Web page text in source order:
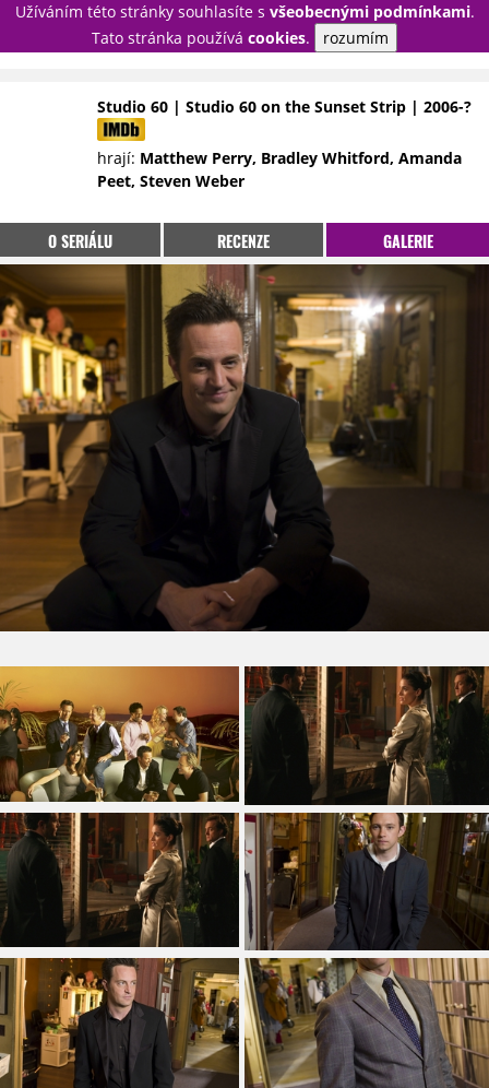
Užíváním této stránky souhlasíte s všeobecnými podmínkami.
Tato stránka používá cookies. rozumím
PŘIHLÁSIT
NOVINKY
TÉMATA
RECENZE
EPIZODY
TRAILERY
GALERIE
DISKUZE
STATISTIKY
TIRÁŽ
Studio 60 | Studio 60 on the Sunset Strip | 2006-?
hrají: Matthew Perry, Bradley Whitford, Amanda
Peet, Steven Weber
O SERIÁLU RECENZE GALERIE